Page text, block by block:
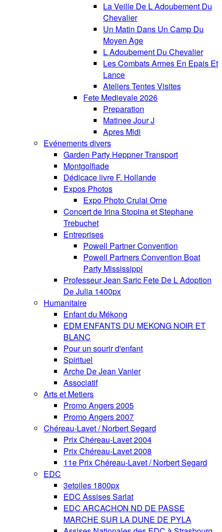
La Veille De L Adoubement Du
Chevalier
Un Matin Dans Un Camp Du
Moyen Age
L Adoubement Du Chevalier
Les Combats Armes En Epais Et
Lance
Ateliers Tentes Visites
Fete Medievale 2026
Preparation
Matinee Jour J
Apres Midi
Evénements divers
Garden Party Heppner Transport
Montgolfiade
Dédicace livre F. Hollande
Expos Photos
Expo Photo Crulai Orne
Concert de Irina Stopina et Stephane
Trebuchet
Entreprises
Powell Partner Convention
Powell Partners Convention Boat
Party Mississippi
Professeur Jean Saric Fete De L Adoption
De Julia 1400px
Humanitaire
Enfant du Mékong
EDM ENFANTS DU MEKONG NOIR ET
BLANC
Pour un sourir d'enfant
Spirituel
Arche De Jean Vanier
Associatif
Arts et Metiers
Promo Angers 2005
Promo Angers 2007
Chéreau-Lavet / Norbert Segard
Prix Chéreau-Lavet 2004
Prix Chéreau-Lavet 2008
11e Prix Chéreau-Lavet / Norbert Segard
EDC
3etoiles 1800px
EDC Assises Sarlat
EDC ARCACHON ND DE PASSE
MARCHE SUR LA DUNE DE PYLA